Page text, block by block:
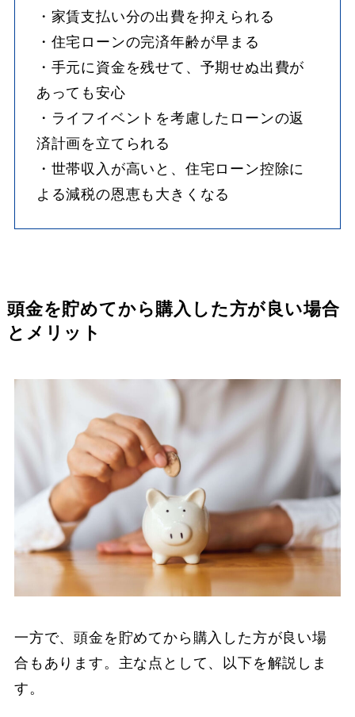
・家賃支払い分の出費を抑えられる
・住宅ローンの完済年齢が早まる
・手元に資金を残せて、予期せぬ出費が
あっても安心
・ライフイベントを考慮したローンの返
済計画を立てられる
・世帯収入が高いと、住宅ローン控除に
よる減税の恩恵も大きくなる
頭金を貯めてから購入した方が良い場合
とメリット
一方で、頭金を貯めてから購入した方が良い場
合もあります。主な点として、以下を解説しま
す。